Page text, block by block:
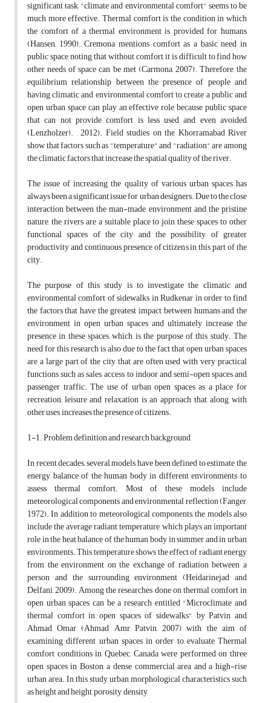
significant task, "climate and environmental comfort" seems to be
much more effective. Thermal comfort is the condition in which
the comfort of a thermal environment is provided for humans
(Hansen, 1990). Cremona mentions comfort as a basic need in
public space, noting that without comfort, it is difficult to find how
other needs of space can be met (Carmona, 2007). Therefore, the
equilibrium relationship between the presence of people and
having climatic and environmental comfort to create a public and
open urban space can play an effective role because public space
that can not provide comfort is less used and even avoided
(Lenzholzer). , 2012). Field studies on the Khorramabad River
show that factors such as "temperature" and "radiation" are among
the climatic factors that increase the spatial quality of the river.
The issue of increasing the quality of various urban spaces has
always been a significant issue for urban designers. Due to the close
interaction between the man-made environment and the pristine
nature, the rivers are a suitable place to join these spaces to other
functional spaces of the city and the possibility of greater
productivity and continuous presence of citizens in this part of the
city.
The purpose of this study is to investigate the climatic and
environmental comfort of sidewalks in Rudkenar in order to find
the factors that have the greatest impact between humans and the
environment in open urban spaces and ultimately increase the
presence in these spaces, which is the purpose of this study. The
need for this research is also due to the fact that open urban spaces
are a large part of the city that are often used with very practical
functions such as sales, access to indoor and semi-open spaces and
passenger traffic. The use of urban open spaces as a place for
recreation, leisure and relaxation is an approach that, along with
other uses, increases the presence of citizens.
1-1. Problem definition and research background
In recent decades, several models have been defined to estimate the
energy balance of the human body in different environments to
assess thermal comfort. Most of these models include
meteorological components and environmental reflection (Fanger,
1972). In addition to meteorological components, the models also
include the average radiant temperature, which plays an important
role in the heat balance of the human body in summer and in urban
environments. This temperature shows the effect of radiant energy
from the environment on the exchange of radiation between a
person and the surrounding environment (Heidarinejad and
Delfani, 2009). Among the researches done on thermal comfort in
open urban spaces can be a research entitled "Microclimate and
thermal comfort in open spaces of sidewalks" by Patvin and
Ahmad Omar (Ahmad Amr Patvin, 2007) with the aim of
examining different urban spaces in order to evaluate Thermal
comfort conditions in Quebec, Canada were performed on three
open spaces in Boston, a dense commercial area and a high-rise
urban area. In this study, urban morphological characteristics such
as height and height, porosity, density